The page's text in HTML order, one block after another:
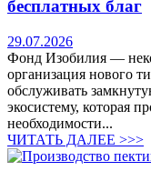
бесплатных благ
29.07.2026
Фонд Изобилия —
организация нового
обслуживать
экосистему, которая
необходимости...
ЧИТАТЬ ДАЛЕЕ >>>